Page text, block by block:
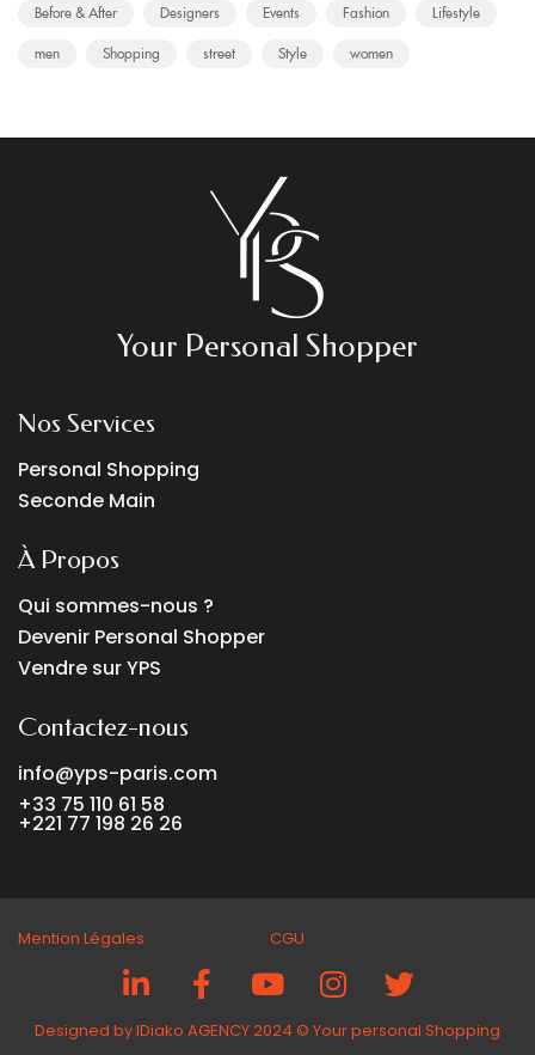
Before & After Designers Events Fashion
Lifestyle
men
Shopping street Style women
Your Personal Shopper
Nos Services
Personal Shopping
Seconde Main
À Propos
Qui sommes-nous ?
Devenir Personal Shopper
Vendre sur YPS
Contactez-nous
info@yps-paris.com
+33 75 110 61 58
+221 77 198 26 26
Mention Légales CGU
Designed by IDiako AGENCY 2024 ©️ Your personal Shopping